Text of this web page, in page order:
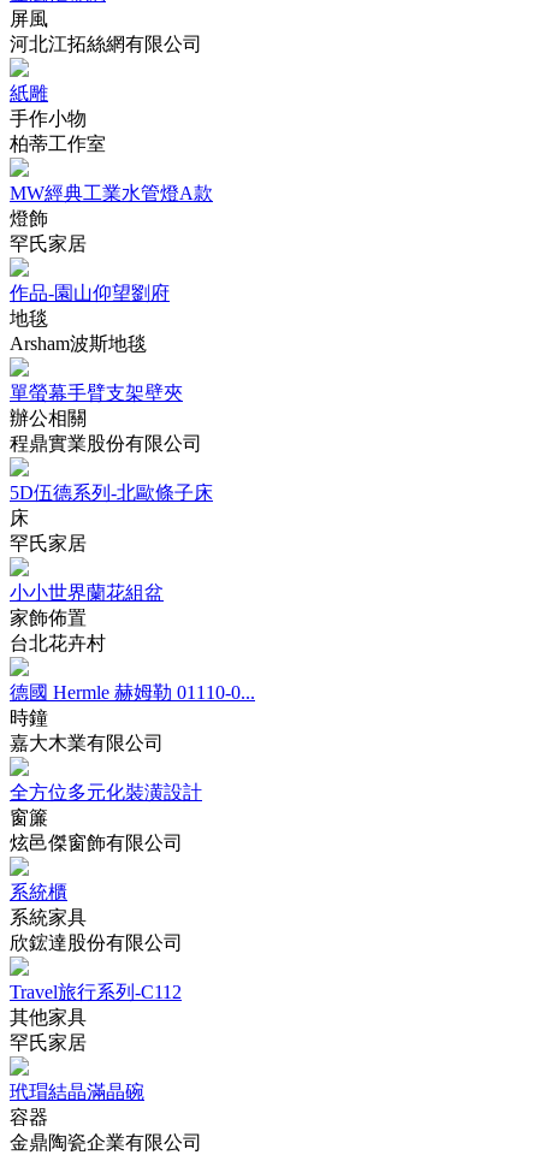
屏風
河北江拓絲網有限公司
紙雕
手作小物
柏蒂工作室
MW經典工業水管燈A款
燈飾
罕氏家居
作品-園山仰望劉府
地毯
Arsham波斯地毯
單螢幕手臂支架壁夾
辦公相關
程鼎實業股份有限公司
5D伍德系列-北歐條子床
床
罕氏家居
小小世界蘭花組盆
家飾佈置
台北花卉村
德國 Hermle 赫姆勒 01110-0...
時鐘
嘉大木業有限公司
全方位多元化裝潢設計
窗簾
炫邑傑窗飾有限公司
系統櫃
系統家具
欣鋐達股份有限公司
Travel旅行系列-C112
其他家具
罕氏家居
玳瑁結晶滿晶碗
容器
金鼎陶瓷企業有限公司